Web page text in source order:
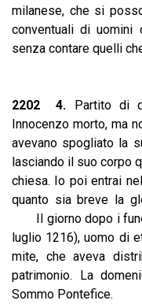
milanese, che si
conventuali di uomini
senza contare quelli
2202 4. Partito di
Innocenzo morto, ma
avevano spogliato la
lasciando il suo corpo
chiesa. Io poi entrai
quanto sia breve la
Il giorno dopo i
luglio 1216), uomo di
mite, che aveva
patrimonio. La
Sommo Pontefice.